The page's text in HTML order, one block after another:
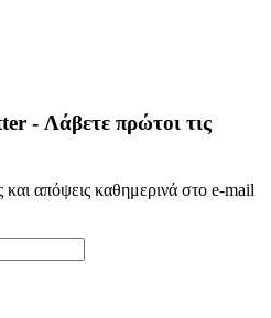
- Λάβετε πρώτοι τις
και απόψεις καθημερινά στο e-mail